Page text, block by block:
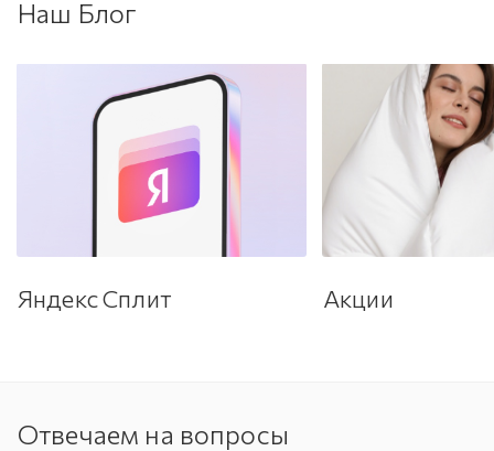
Наш Блог
Яндекс Сплит Акции
Отвечаем на вопросы